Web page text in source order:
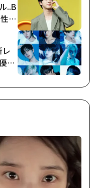
..B
ア
レ